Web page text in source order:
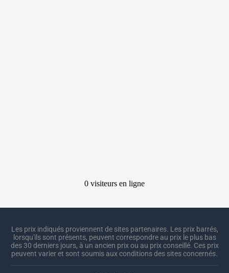
Les prix indiqués proviennent de sites partenaires. Les prix barrés,
lorsqu'ils sont présents, peuvent correspondre au prix le plus bas
des 30 derniers jours, à un ancien prix ou au prix conseillé. Ces prix
peuvent varier et sont soumis aux conditions des sites concernés.